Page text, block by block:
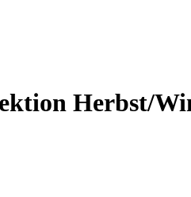
Herbst/